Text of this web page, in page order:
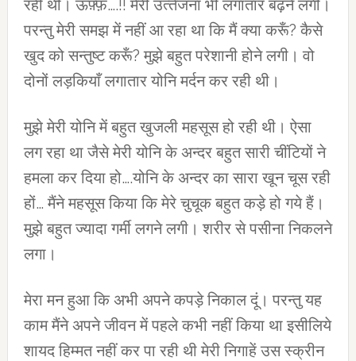
रही थी। ऊफ़्फ़….!! मेरी उत्‍तेजना भी लगातार बढ़ने लगी।
परन्‍तु मेरी समझ में नहीं आ रहा था कि मैं क्‍या करूँ? कैसे
खुद को सन्‍तुष्‍ट करूँ? मुझे बहुत परेशानी होने लगी। वो
दोनों लड़कियाँ लगातार योनि मर्दन कर रही थी।
मुझे मेरी योनि में बहुत खुजली महसूस हो रही थी। ऐसा
लग रहा था जैसे मेरी योनि के अन्‍दर बहुत सारी चींटियों ने
हमला कर दिया हो….योनि के अन्‍दर का सारा खून चूस रही
हों… मैंने महसूस किया कि मेरे चुचूक बहुत कड़े हो गये हैं।
मुझे बहुत ज्‍यादा गर्मी लगने लगी। शरीर से पसीना निकलने
लगा।
मेरा मन हुआ कि अभी अपने कपड़े निकाल दूं। परन्‍तु यह
काम मैंने अपने जीवन में पहले कभी नहीं किया था इसीलिये
शायद हिम्‍मत नहीं कर पा रही थी मेरी निगाहें उस स्‍क्रीन